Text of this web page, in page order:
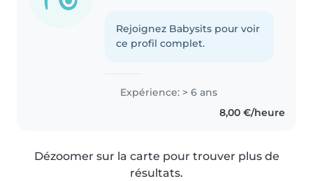
Rejoignez Babysits pour voir
ce profil complet.
Expérience: > 6 ans
8,00 €/heure
Dézoomer sur la carte pour trouver plus de
résultats.